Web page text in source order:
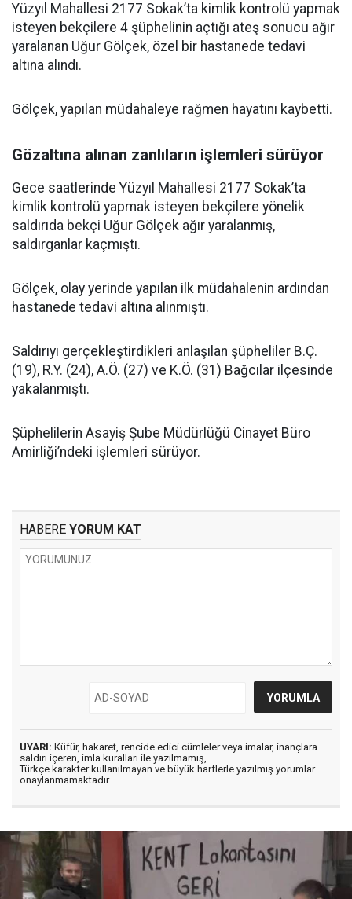
Yüzyıl Mahallesi 2177 Sokak’ta kimlik kontrolü yapmak
isteyen bekçilere 4 şüphelinin açtığı ateş sonucu ağır
yaralanan Uğur Gölçek, özel bir hastanede tedavi
altına alındı.
Gölçek, yapılan müdahaleye rağmen hayatını kaybetti.
Gözaltına alınan zanlıların işlemleri sürüyor
Gece saatlerinde Yüzyıl Mahallesi 2177 Sokak’ta
kimlik kontrolü yapmak isteyen bekçilere yönelik
saldırıda bekçi Uğur Gölçek ağır yaralanmış,
saldırganlar kaçmıştı.
Gölçek, olay yerinde yapılan ilk müdahalenin ardından
hastanede tedavi altına alınmıştı.
Saldırıyı gerçekleştirdikleri anlaşılan şüpheliler B.Ç.
(19), R.Y. (24), A.Ö. (27) ve K.Ö. (31) Bağcılar ilçesinde
yakalanmıştı.
Şüphelilerin Asayiş Şube Müdürlüğü Cinayet Büro
Amirliği’ndeki işlemleri sürüyor.
HABERE YORUM KAT
UYARI: Küfür, hakaret, rencide edici cümleler veya imalar, inançlara
saldırı içeren, imla kuralları ile yazılmamış,
Türkçe karakter kullanılmayan ve büyük harflerle yazılmış yorumlar
onaylanmamaktadır.